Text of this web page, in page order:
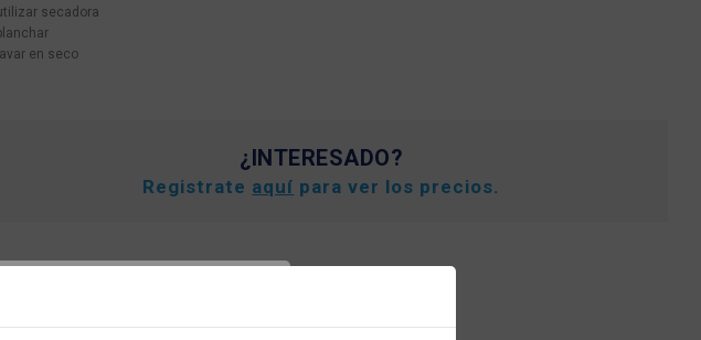
secadora
en seco
¿INTERESADO?
Registrate aquí para ver los precios.